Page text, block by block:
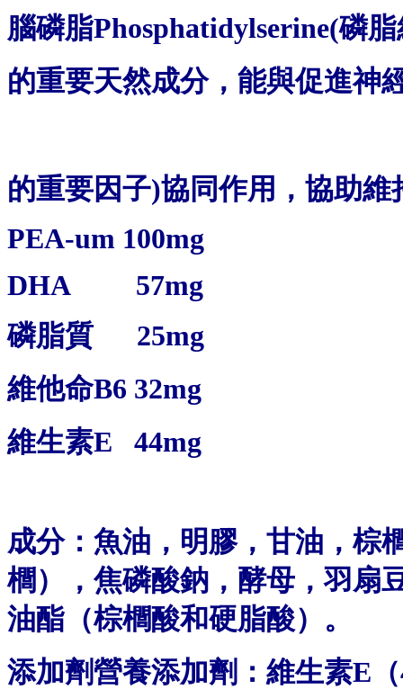
腦磷脂Phosphatidylserine(磷
的重要天然成分，能與促進神
的重要因子)協同作用，協助
PEA-um 100mg
DHA 57mg
磷脂質 25mg
維他命B6 32mg
維生素E 44mg
成分：魚油，明膠，甘油，棕
櫚），焦磷酸鈉，酵母，羽扇
油酯（棕櫚酸和硬脂酸）。
添加劑營養添加劑：維生素E